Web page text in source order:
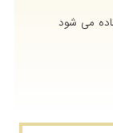
می شود